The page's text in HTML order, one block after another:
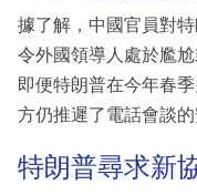
據了解，中國官員對
令外國領導人處於尷
即便特朗普在今年春
方仍推遲了電話會談的
特朗普尋求新